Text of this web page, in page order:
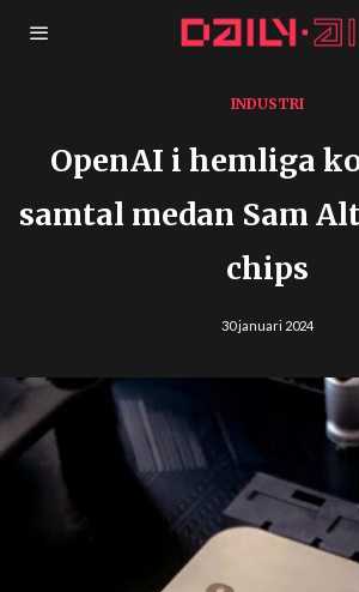
INDUSTRI
OpenAI i hemliga
samtal medan Sam
chips
30 januari 2024